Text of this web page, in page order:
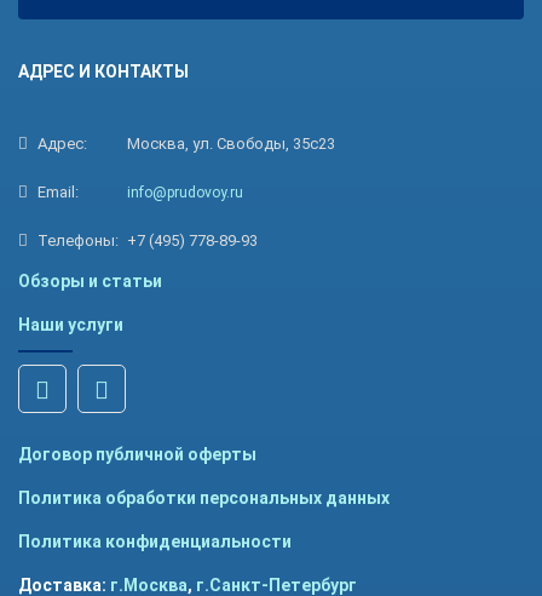
АДРЕС И КОНТАКТЫ
Адрес: Москва, ул. Свободы, 35с23
Email: info@prudovoy.ru
Телефоны: +7 (495) 778-89-93
Обзоры и статьи
Наши услуги
Договор публичной оферты
Политика обработки персональных данных
Политика конфиденциальности
Доставка: г.Москва, г.Санкт-Петербург